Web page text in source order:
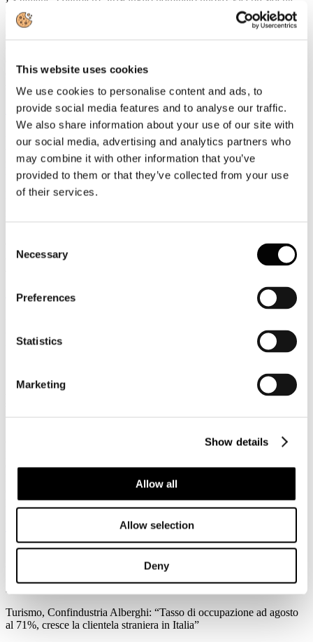
This website uses cookies
We use cookies to personalise content and ads, to
provide social media features and to analyse our traffic.
We also share information about your use of our site with
our social media, advertising and analytics partners who
may combine it with other information that you’ve
provided to them or that they’ve collected from your use
of their services.
Selection
Necessary
Preferences
Statistics
Marketing
Show details
Allow all
Allow selection
Deny
della UIC
organizzazione internazionale che riunisce le ferrovie e i principali
stakeholder del settore ferroviario a livello mondiale.
Leggi tutto...
Agosto
2026
News 2026
ROTTA SUL 66°SALONE NAUTICO INTERNAZIONALE:
Con l'apertura del ticketing online entra nel vivo il percorso di
avvicinamento al 66° Salone Nautico Internazionale, in programma
Leggi tutto...
2026
Federalismo fiscale: a rischio i servizi del trasporto pubblico. Agens,
Anav e Asstra: “Servono correttivi che assicurino il finanziamento al
associazioni che in Italia rappresentano le aziende del trasporto
del ddl sul federalismo fiscale regionale: “C’è la reale possibilità che
l'attuale impianto normativo metta a repentaglio l'equilibrio
economico-finanziario del Trasporto Pubblico Locale e
l'adeguatezza dei servizi su scala nazionale.
Turismo, Confindustria Alberghi: “Tasso di occupazione ad agosto
al 71%, cresce la clientela straniera in Italia”